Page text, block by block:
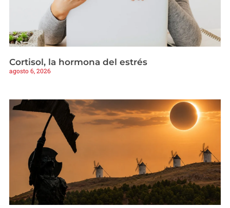
Cortisol, la hormona del estrés
agosto 6, 2026